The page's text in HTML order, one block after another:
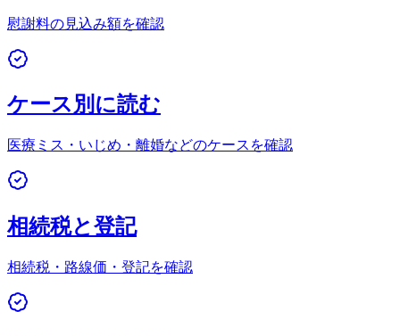
慰謝料の見込み額を確認
ケース別に読む
医療ミス・いじめ・離婚などのケースを確認
相続税と登記
相続税・路線価・登記を確認